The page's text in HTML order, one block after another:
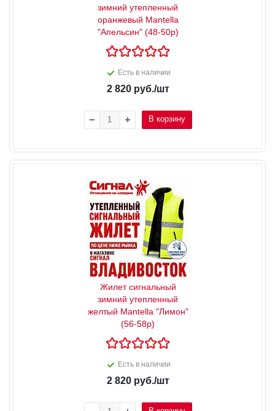
зимний утепленный
оранжевый Mantella
"Апельсин" (48-50р)
Есть в наличии
2 820руб./шт
В корзину
Жилет сигнальный
зимний утепленный
желтый Mantella "Лимон"
(56-58р)
Есть в наличии
2 820руб./шт